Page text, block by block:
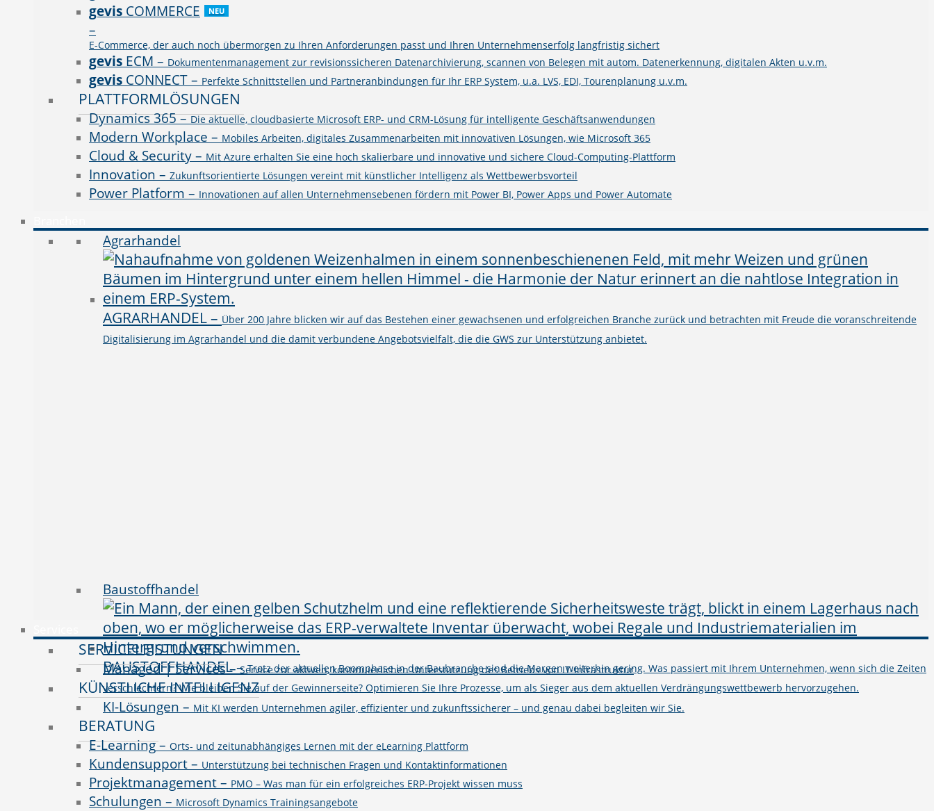
gevis COMMERCE
–
E-Commerce, der auch noch übermorgen zu Ihren Anforderungen passt und Ihren Unternehmenserfolg langfristig sichert
NEU
gevis ECM – Dokumentenmanagement zur revisionssicheren Datenarchivierung, scannen von Belegen mit autom. Datenerkennung, digitalen Akten u.v.m.
gevis CONNECT– Perfekte Schnittstellen und Partneranbindungen für Ihr ERP System, u.a. LVS, EDI, Tourenplanung u.v.m.
PLATTFORMLÖSUNGEN
Dynamics 365–Die aktuelle, cloudbasierte Microsoft ERP- und CRM-Lösung für intelligente Geschäftsanwendungen
Modern Workplace – Mobiles Arbeiten, digitales Zusammenarbeiten mit innovativen Lösungen, wie Microsoft 365
Cloud & Security– Mit Azure erhalten Sie eine hoch skalierbare und innovative und sichere Cloud-Computing-Plattform
Innovation – Zukunftsorientierte Lösungen vereint mit künstlicher Intelligenz als Wettbewerbsvorteil
Power Platform – Innovationen auf allen Unternehmensebenen fördern mit Power BI, Power Apps und Power Automate
Agrarhandel
AGRARHANDEL– Über 200 Jahre blicken wir auf das Bestehen einer gewachsenen und erfolgreichen Branche zurück und betrachten mit Freude die voranschreitende
Digitalisierung im Agrarhandel und die damit verbundene Angebotsvielfalt, die die GWS zur Unterstützung anbietet.
Baustoffhandel
BAUSTOFFHANDEL–Trotz der aktuellen Boomphase in der Baubranche sind die Margen weiterhin gering. Was passiert mit Ihrem Unternehmen, wenn sich die Zeiten
verschlechtern? Wie bleiben Sie auf der Gewinnerseite? Optimieren Sie Ihre Prozesse, um als Sieger aus dem aktuellen Verdrängungswettbewerb hervorzugehen.
SERVICELEISTUNGEN
Managed | Services–Service zur aktiven, kontinuierlichen Unterstützung des Betriebs von IT-Infrastruktur
KÜNSTLICHE INTELLIGENZ
KI-Lösungen – Mit KI werden Unternehmen agiler, effizienter und zukunftssicherer – und genau dabei begleiten wir Sie.
BERATUNG
E-Learning– Orts- und zeitunabhängiges Lernen mit der eLearning Plattform
Kundensupport– Unterstützung bei technischen Fragen und Kontaktinformationen
Projektmanagement– PMO – Was man für ein erfolgreiches ERP-Projekt wissen muss
Schulungen – Microsoft Dynamics Trainingsangebote